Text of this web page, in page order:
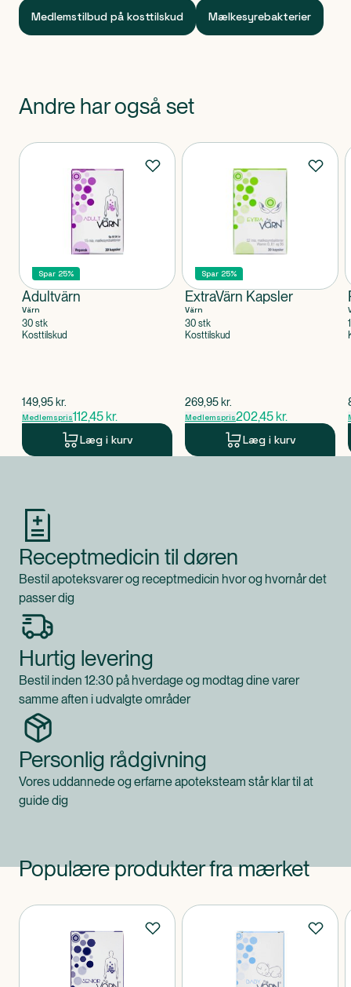
Medlemstilbud på kosttilskud Mælkesyrebakterier
Andre har også set
Produkter
Spar 25%
Adultvärn
Värn
30 stk
Kosttilskud
$gammel pris
149,95 kr.
Medlemspris112,45 kr.
Læg i kurv
Spar 25%
ExtraVärn Kapsler
Värn
30 stk
Kosttilskud
$gammel pris
269,95 kr.
Medlemspris202,45 kr.
Læg i kurv
Receptmedicin til døren
Bestil apoteksvarer og receptmedicin hvor og hvornår det
passer dig
Hurtig levering
Bestil inden 12:30 på hverdage og modtag dine varer
samme aften i udvalgte områder
Personlig rådgivning
Vores uddannede og erfarne apoteksteam står klar til at
guide dig
Populære produkter fra mærket
Produkter